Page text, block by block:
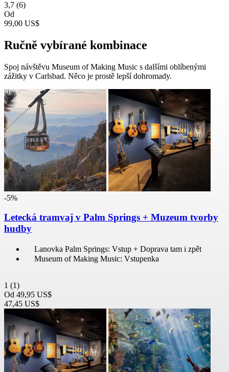
3,7 (6)
Od
99,00 US$
Ručně vybírané kombinace
Spoj návštěvu Museum of Making Music s dalšími oblíbenými
zážitky v Carlsbad. Něco je prostě lepší dohromady.
-5%
Letecká tramvaj v Palm Springs + Muzeum tvorby
hudby
Lanovka Palm Springs: Vstup + Doprava tam i zpět
Museum of Making Music: Vstupenka
1 (1)
Od 49,95 US$
47,45 US$